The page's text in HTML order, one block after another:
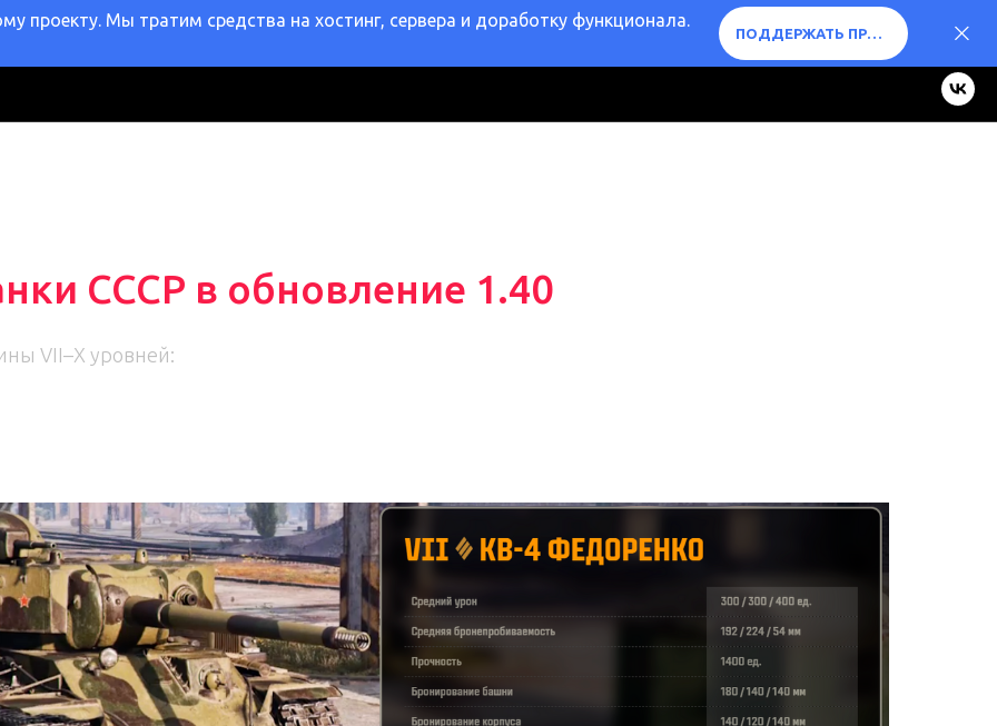
проекту. Мы тратим средства на хостинг, сервера и доработку функционала.
ПОДДЕРЖАТЬ ПРОЕКТ ❤️
СССР в обновление 1.40
VII–X уровней: